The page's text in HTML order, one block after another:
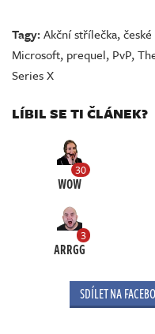
Tagy:Akční střílečka,
Microsoft, prequel, PvP,
Series X
LÍBIL SE TI ČLÁNEK?
30
WOW
3
ARRGG
SDÍLET NA